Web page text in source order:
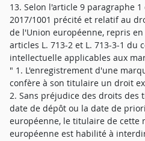
13. Selon l'article 9 paragraphe
2017/1001 précité et relatif au
de l'Union européenne, repris
articles L. 713-2 et L. 713-3-1 du
intellectuelle applicables aux
" 1. L'enregistrement d'une
confère à son titulaire un droit
2. Sans préjudice des droits des
date de dépôt ou la date de
européenne, le titulaire de cette
européenne est habilité à